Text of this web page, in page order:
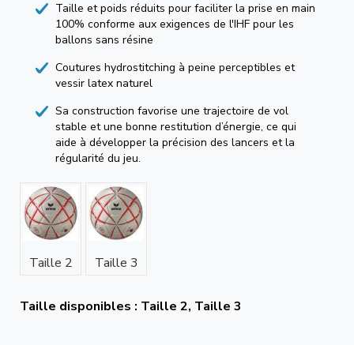
Taille et poids réduits pour faciliter la prise en main
100% conforme aux exigences de l'IHF pour les
ballons sans résine
Coutures hydrostitching à peine perceptibles et
vessir latex naturel
Sa construction favorise une trajectoire de vol
stable et une bonne restitution d’énergie, ce qui
aide à développer la précision des lancers et la
régularité du jeu.
Taille 2 Taille 3
Taille disponibles : Taille 2, Taille 3